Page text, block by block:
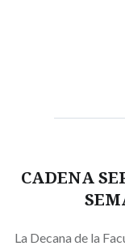
CADENA
La Decana de la